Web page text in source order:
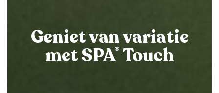
Geniet van variatie
met SPA® Touch